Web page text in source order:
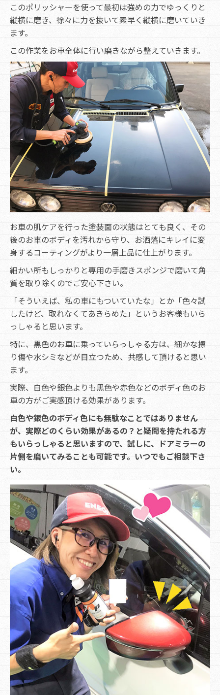
このポリッシャーを使って最初は強めの力でゆっくりと
縦横に磨き、徐々に力を抜いて素早く縦横に磨いていき
ます。
この作業をお車全体に行い磨きながら整えていきます。
お車の肌ケアを行った塗装面の状態はとても良く、その
後のお車のボディを汚れから守り、お洒落にキレイに変
身するコーティングがより一層上品に仕上がります。
細かい所もしっかりと専用の手磨きスポンジで磨いて角
質を取り除くのでご安心下さい。
「そういえば、私の車にもついていたな」とか「色々試
したけど、取れなくてあきらめた」というお客様もいら
っしゃると思います。
特に、黒色のお車に乗っていらっしゃる方は、細かな擦
り傷や水シミなどが目立つため、共感して頂けると思い
ます。
実際、白色や銀色よりも黒色や赤色などのボディ色のお
車の方がご実感頂ける効果があります。
白色や銀色のボディ色にも無駄なことではありません
が、実際どのくらい効果があるの？と疑問を持たれる方
もいらっしゃると思いますので、試しに、ドアミラーの
片側を磨いてみることも可能です。いつでもご相談下さ
い。